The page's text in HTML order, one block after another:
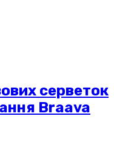
серветок
Braava